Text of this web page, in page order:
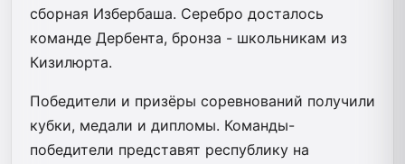
сборная Избербаша. Серебро досталось
команде Дербента, бронза - школьникам из
Кизилюрта.
Победители и призёры соревнований получили
кубки, медали и дипломы. Команды-
победители представят республику на